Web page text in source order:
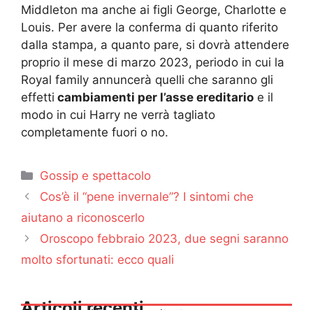
Middleton ma anche ai figli George, Charlotte e
Louis. Per avere la conferma di quanto riferito
dalla stampa, a quanto pare, si dovrà attendere
proprio il mese di marzo 2023, periodo in cui la
Royal family annuncerà quelli che saranno gli
effetti cambiamenti per l’asse ereditario e il
modo in cui Harry ne verrà tagliato
completamente fuori o no.
Categorie
Gossip e spettacolo
Cos’è il “pene invernale”? I sintomi che
aiutano a riconoscerlo
Oroscopo febbraio 2023, due segni saranno
molto sfortunati: ecco quali